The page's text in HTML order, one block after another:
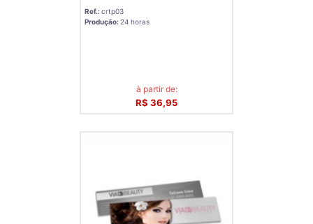
Ref.:crtp03
Produção: 24 horas
à partir de:
R$ 36,95